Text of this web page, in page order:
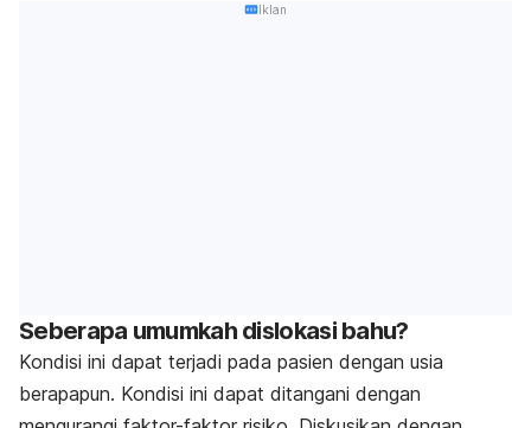
Iklan
Seberapa umumkah dislokasi bahu?
Kondisi ini dapat terjadi pada pasien dengan usia
berapapun. Kondisi ini dapat ditangani dengan